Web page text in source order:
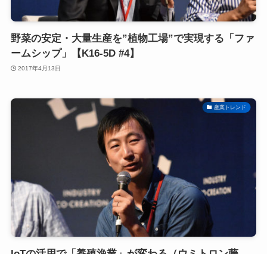
野菜の安定・大量生産を”植物工場”で実現する「ファ
ームシップ」【K16-5D #4】
2017年4月13日
産業トレンド